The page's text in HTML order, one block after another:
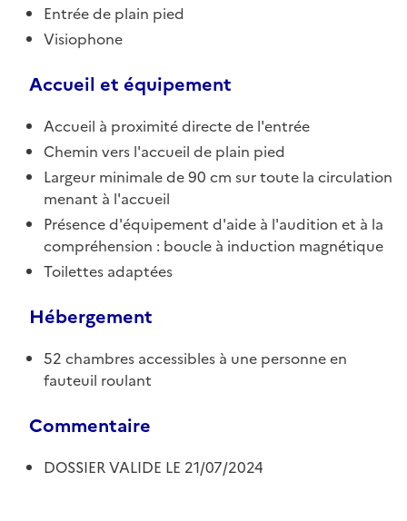
Entrée de plain pied
Visiophone
Accueil et équipement
Accueil à proximité directe de l'entrée
Chemin vers l'accueil de plain pied
Largeur minimale de 90 cm sur toute la circulation
menant à l'accueil
Présence d'équipement d'aide à l'audition et à la
compréhension : boucle à induction magnétique
Toilettes adaptées
Hébergement
52 chambres accessibles à une personne en
fauteuil roulant
Commentaire
DOSSIER VALIDE LE 21/07/2024